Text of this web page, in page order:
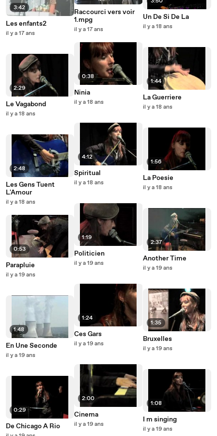
3:42
Les enfants2
il y a 17 ans
2:29
Le Vagabond
il y a 18 ans
2:48
Les Gens Tuent
L'Amour
il y a 18 ans
0:53
Parapluie
il y a 19 ans
1:48
En Une Seconde
il y a 19 ans
0:29
De Chicago A Rio
Raccourci vers voir
1.mpg
il y a 17 ans
0:38
Ninia
il y a 18 ans
4:12
Spiritual
il y a 18 ans
1:19
Politicien
il y a 19 ans
1:24
Ces Gars
il y a 19 ans
2:00
Cinema
il y a 19 ans
Un De Si De La
il y a 18 ans
1:44
La Guerriere
il y a 18 ans
1:56
La Poesie
il y a 18 ans
2:37
Another Time
il y a 19 ans
1:35
Bruxelles
il y a 19 ans
1:08
I m singing
il y a 19 ans